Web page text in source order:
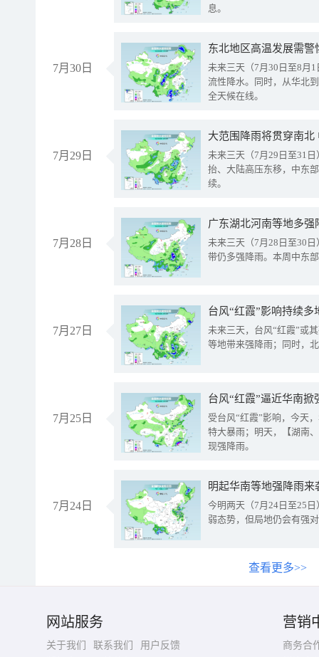
息。
7月30日
东北地区高温发展需
未来三天（7月30日至8月
流性降水。同时，从华北
全天候在线。
7月29日
大范围降雨将贯穿南
未来三天（7月29日至31
抬、大陆高压东移，中东
续。
7月28日
广东湖北河南等地多
未来三天（7月28日至30
带仍多强降雨。本周中东
7月27日
台风“红霞”影响持续
未来三天，台风“红霞”或
等地带来强降雨；同时，
7月25日
台风“红霞”逼近华南
受台风“红霞”影响，今天
特大暴雨；明天，【湖南
现强降雨。
7月24日
明起华南等地强降雨
今明两天（7月24日至25
弱态势，但局地仍会有强
查看更多>>
网站服务
关于我们 联系我们
用户反馈
营销
商务合